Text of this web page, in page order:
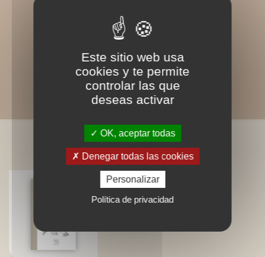
LIVRES ASSOCIÉS
Este sitio web usa
cookies y te permite
controlar las que
deseas activar
OK, aceptar todas
Denegar todas las cookies
Personalizar
Política de privacidad